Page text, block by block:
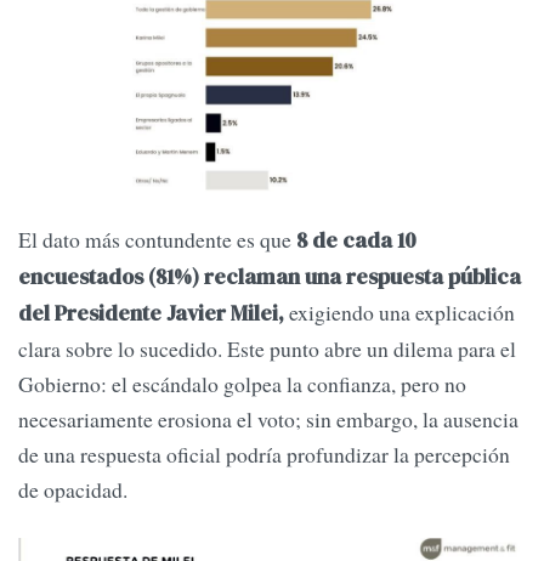
El dato más contundente es que 8 de cada 10
encuestados (81%) reclaman una respuesta pública
del Presidente Javier Milei,exigiendo una explicación
clara sobre lo sucedido. Este punto abre un dilema para el
Gobierno: el escándalo golpea la confianza, pero no
necesariamente erosiona el voto; sin embargo, la ausencia
de una respuesta oficial podría profundizar la percepción
de opacidad.